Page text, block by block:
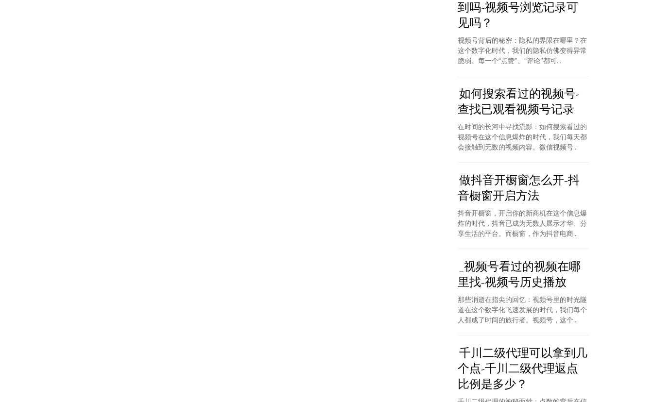
到吗-视频号浏览记录可
见吗？
视频号背后的秘密：隐私的界限在哪里？在
这个数字化时代，我们的隐私仿佛变得异常
脆弱。每一个“点赞”、“评论”都可...
如何搜索看过的视频号-
查找已观看视频号记录
在时间的长河中寻找流影：如何搜索看过的
视频号在这个信息爆炸的时代，我们每天都
会接触到无数的视频内容。微信视频号...
做抖音开橱窗怎么开-抖
音橱窗开启方法
抖音开橱窗，开启你的新商机在这个信息爆
炸的时代，抖音已成为无数人展示才华、分
享生活的平台。而橱窗，作为抖音电商...
_视频号看过的视频在哪
里找-视频号历史播放
那些消逝在指尖的回忆：视频号里的时光隧
道在这个数字化飞速发展的时代，我们每个
人都成了时间的旅行者。视频号，这个...
千川二级代理可以拿到几
个点-千川二级代理返点
比例是多少？